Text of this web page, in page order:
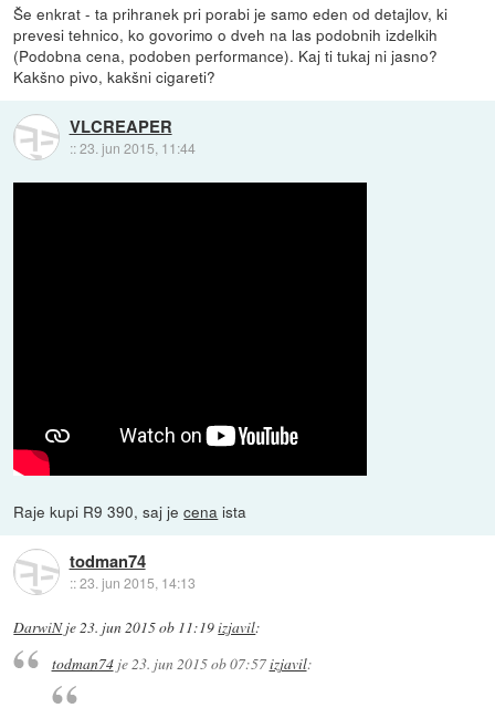
Še enkrat - ta prihranek pri porabi je samo eden od detajlov, ki
prevesi tehnico, ko govorimo o dveh na las podobnih izdelkih
(Podobna cena, podoben performance). Kaj ti tukaj ni jasno?
Kakšno pivo, kakšni cigareti?
VLCREAPER
::23. jun 2015, 11:44
Raje kupi R9 390, saj jecena ista
todman74
::23. jun 2015, 14:13
DarwiNje23. jun 2015 ob 11:19izjavil:
todman74je23. jun 2015 ob 07:57izjavil: